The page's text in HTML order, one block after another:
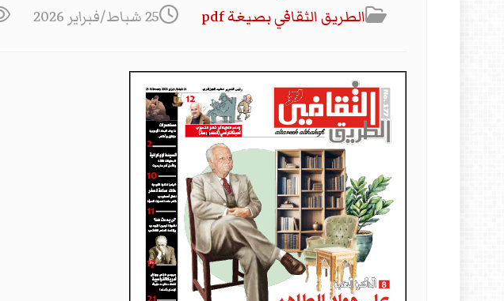
الطریق الثقافي بصیغة pdf 25 شباط/فبراير 2026